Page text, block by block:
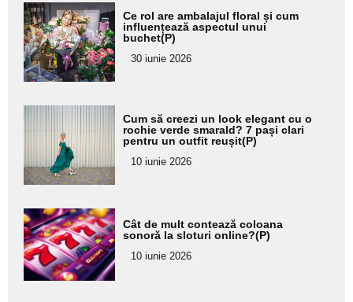
Adaugă
aici textul
pentru
subtitlu
Ce rol are ambalajul floral și cum
influențează aspectul unui
buchet(P)
30 iunie 2026
Adaugă
aici textul
pentru
subtitlu
Cum să creezi un look elegant cu o
rochie verde smarald? 7 pași clari
pentru un outfit reușit(P)
10 iunie 2026
Adaugă
aici textul
pentru
subtitlu
Cât de mult contează coloana
sonoră la sloturi online?(P)
10 iunie 2026